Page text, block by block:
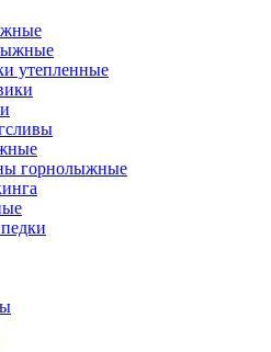
утепленные
горнолыжные